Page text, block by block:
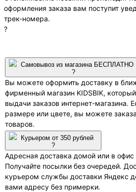
оформления заказа вам поступит
трек-номера.
?
Самовывоз из магазина БЕСПЛАТНО
?
Вы можете оформить доставку в
фирменный магазин KIDSBIK,
выдачи заказов интернет-магазина.
размере или цвете, вы можете
товаров.
Курьером от 350 рублей
?
Адресная доставка домой или в офис
Получайте посылки без очередей.
курьером службы доставки Яндекс
вами адресу без примерки.